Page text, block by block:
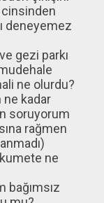
deneyemez
gezi parkı
ne olurdu?
ne kadar
soruyorum
rağmen
ne
bağımsız